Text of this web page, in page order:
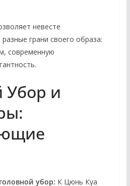
невесте
грани своего образа:
современную
Убор и
убор: К Цюнь Куа